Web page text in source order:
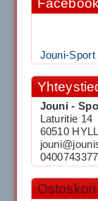
Facebook
Jouni-Sport
Jouni -
Laturitie 14
60510
0400743377
Ostoskori